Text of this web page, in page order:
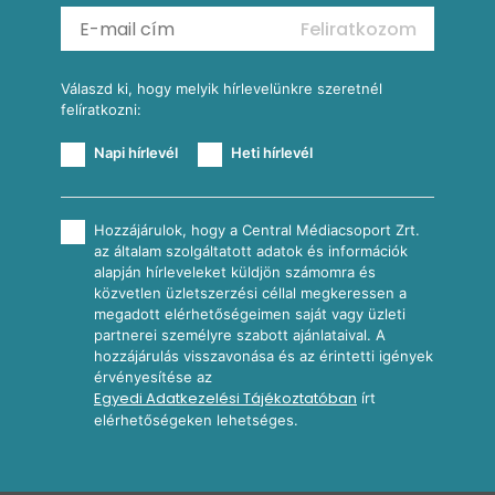
Reggeli receptek
Feliratkozom
Válaszd ki, hogy melyik hírlevelünkre szeretnél
felíratkozni:
Napi hírlevél Heti hírlevél
Hozzájárulok, hogy a Central Médiacsoport Zrt.
az általam szolgáltatott adatok és információk
alapján hírleveleket küldjön számomra és
közvetlen üzletszerzési céllal megkeressen a
megadott elérhetőségeimen saját vagy üzleti
partnerei személyre szabott ajánlataival. A
hozzájárulás visszavonása és az érintetti igények
érvényesítése az
Egyedi Adatkezelési Tájékoztatóban írt
elérhetőségeken lehetséges.